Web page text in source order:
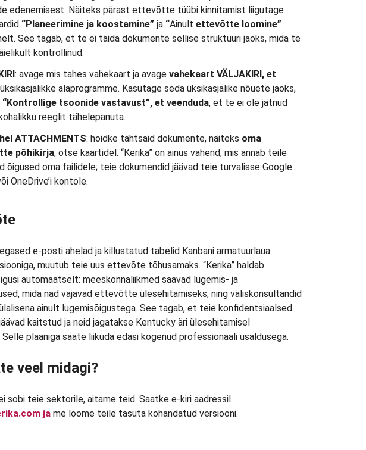
edenemisest. Näiteks pärast ettevõtte tüübi kinnitamist liigutage
“Planeerimine ja koostamine” ja “Ainult ettevõtte loomine”
See tagab, et te ei täida dokumente sellise struktuuri jaoks, mida te
kontrollinud.
: avage mis tahes vahekaart ja avage vahekaart VÄLJAKIRI, et
alaprogramme. Kasutage seda üksikasjalike nõuete jaoks,
“Kontrollige tsoonide vastavust”, et veenduda, et te ei ole jätnud
reeglit tähelepanuta.
ATTACHMENTS: hoidke tähtsaid dokumente, näiteks oma
põhikirja, otse kaartidel. “Kerika” on ainus vahend, mis annab teile
õigused oma failidele; teie dokumendid jäävad teie turvalisse Google
OneDrive’i kontole.
e-posti ahelad ja killustatud tabelid Kanbani armatuurlaua
muutub teie uus ettevõte tõhusamaks. “Kerika” haldab
automaatselt: meeskonnaliikmed saavad lugemis- ja
mida nad vajavad ettevõtte ülesehitamiseks, ning väliskonsultandid
ainult lugemisõigustega. See tagab, et teie konfidentsiaalsed
kaitstud ja neid jagatakse Kentucky äri ülesehitamisel
plaaniga saate liikuda edasi kogenud professionaali usaldusega.
veel midagi?
sobi teie sektorile, aitame teid. Saatke e-kiri aadressil
ja me loome teile tasuta kohandatud versiooni.